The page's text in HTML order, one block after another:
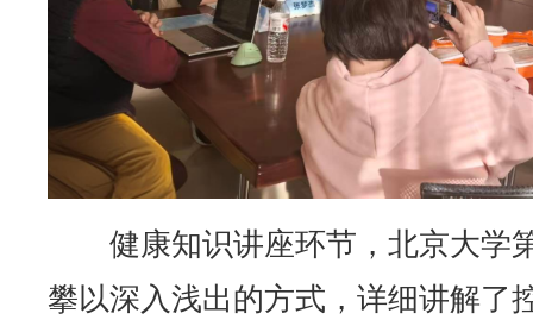
健康知识讲座环节，北京大学
攀以深入浅出的方式，详细讲解了